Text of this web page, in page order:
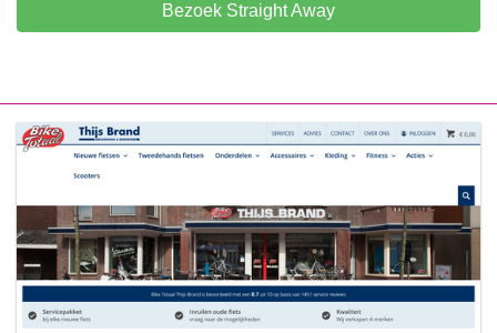
Bezoek Straight Away